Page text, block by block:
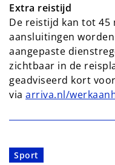
Extra reistijd
De reistijd kan tot 45
aansluitingen
aangepaste
zichtbaar in de
geadviseerd kort
via arriva.nl/
Sport